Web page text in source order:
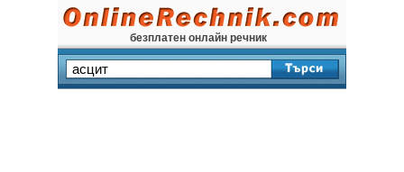
безплатен онлайн речник